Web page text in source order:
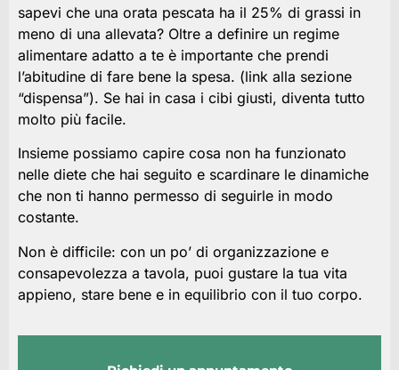
sapevi che una orata pescata ha il 25% di grassi in
meno di una allevata? Oltre a definire un regime
alimentare adatto a te è importante che prendi
l’abitudine di fare bene la spesa. (link alla sezione
“dispensa”). Se hai in casa i cibi giusti, diventa tutto
molto più facile.
Insieme possiamo capire cosa non ha funzionato
nelle diete che hai seguito e scardinare le dinamiche
che non ti hanno permesso di seguirle in modo
costante.
Non è difficile: con un po’ di organizzazione e
consapevolezza a tavola, puoi gustare la tua vita
appieno, stare bene e in equilibrio con il tuo corpo.